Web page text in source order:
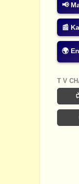
📢
📰
🌍
T V